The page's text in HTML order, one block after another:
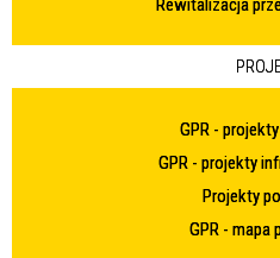
Rewitalizacja
GPR -
GPR - projekty
Projekty
GPR - mapa